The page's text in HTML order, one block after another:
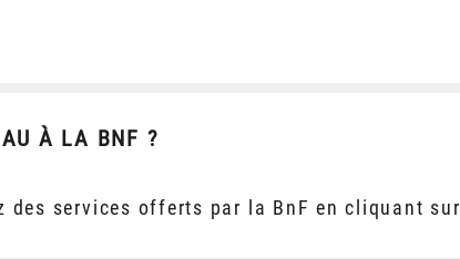
À LA BNF ?
des services offerts par la BnF en cliquant sur